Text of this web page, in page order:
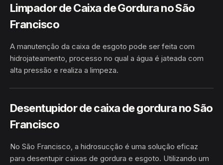
Limpador de Caixa de Gordura no São
Francisco
A manutenção da caixa de esgoto pode ser feita com
hidrojateamento, processo no qual a água é jateada com
alta pressão e realiza a limpeza.
HIDROJATEAMENTO SÃO FRANCISCO · AUTAZES/AM
Desentupidor de caixa de gordura no São
Francisco
No São Francisco, a hidrosucção é uma solução eficaz
para desentupir caixas de gordura e esgoto. Utilizando um